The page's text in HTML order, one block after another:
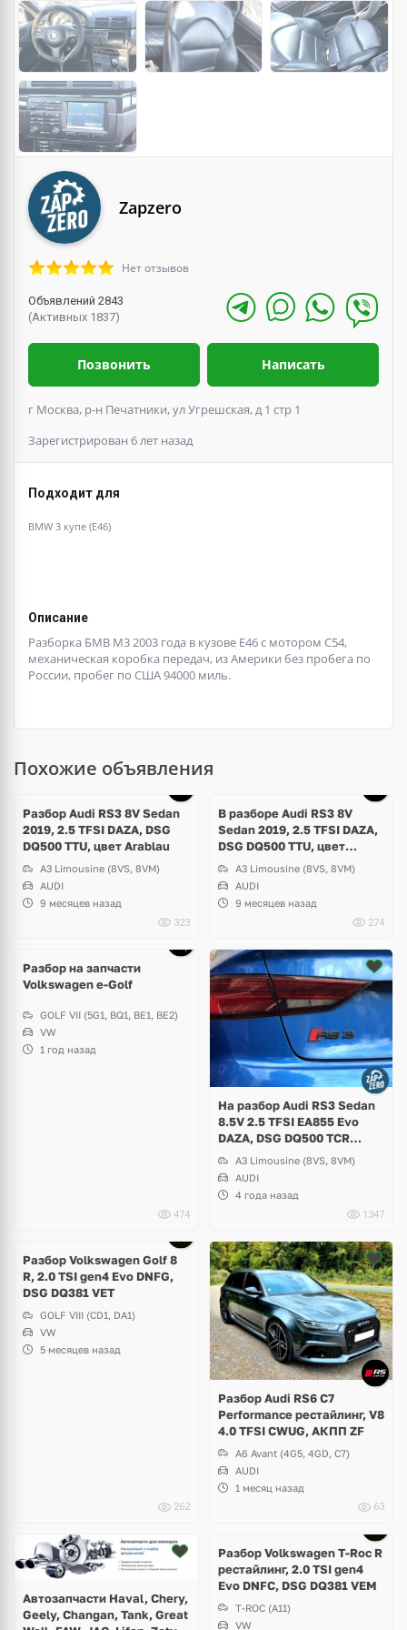
Zapzero
Нет отзывов
Объявлений 2843
(Активных 1837)
Позвонить Написать
г Москва, р-н Печатники, ул Угрешская, д 1 стр 1
Зарегистрирован 6 лет назад
Подходит для
BMW 3 купе (E46)
Описание
Разборка БМВ М3 2003 года в кузове Е46 с мотором С54,
механическая коробка передач, из Америки без пробега по
России, пробег по США 94000 миль.
Похожие объявления
Разбор Audi RS3 8V Sedan
2019, 2.5 TFSI DAZA, DSG
DQ500 TTU, цвет Arablau
A3 Limousine (8VS, 8VM)
AUDI
9 месяцев назад
323
В разборе Audi RS3 8V
Sedan 2019, 2.5 TFSI DAZA,
DSG DQ500 TTU, цвет
Daytonagrau
A3 Limousine (8VS, 8VM)
AUDI
9 месяцев назад
274
Разбор на запчасти
Volkswagen e-Golf
GOLF VII (5G1, BQ1, BE1, BE2)
VW
1 год назад
474
На разбор Audi RS3 Sedan
8.5V 2.5 TFSI EA855 Evo
DAZA, DSG DQ500 TCR
Quattro
A3 Limousine (8VS, 8VM)
AUDI
4 года назад
1347
Разбор Volkswagen Golf 8
R, 2.0 TSI gen4 Evo DNFG,
DSG DQ381 VET
GOLF VIII (CD1, DA1)
VW
5 месяцев назад
262
Разбор Audi RS6 C7
Performance рестайлинг, V8
4.0 TFSI CWUG, АКПП ZF
A6 Avant (4G5, 4GD, C7)
AUDI
1 месяц назад
63
Автозапчасти Haval, Chery,
Geely, Changan, Tank, Great
7 фото
Разбор Volkswagen T-Roc R
рестайлинг, 2.0 TSI gen4
Evo DNFC, DSG DQ381 VEM
T-ROC (A11)
VW